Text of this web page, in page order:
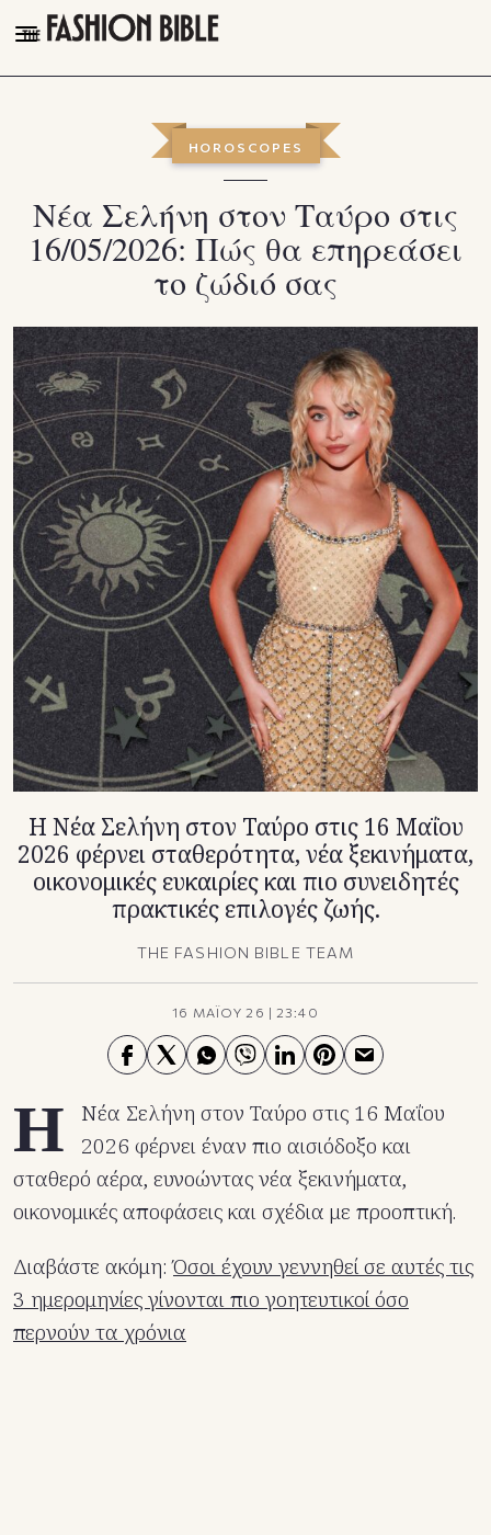
THE FASHION BIBLE
TALK OF THE TOWN
PLEASURES
FOLLOW
Facebook
Instagram
Youtube
TikTok
X(Twitter)
HOROSCOPES
Νέα Σελήνη στον Ταύρο στις
16/05/2026: Πώς θα επηρεάσει
το ζώδιό σας
Η Νέα Σελήνη στον Ταύρο στις 16 Μαΐου
2026 φέρνει σταθερότητα, νέα ξεκινήματα,
οικονομικές ευκαιρίες και πιο συνειδητές
πρακτικές επιλογές ζωής.
THE FASHION BIBLE TEAM
16 ΜΑΪΟΥ 26 | 23:40
Η
Νέα Σελήνη στον Ταύρο στις 16 Μαΐου
2026 φέρνει έναν πιο αισιόδοξο και
σταθερό αέρα, ευνοώντας νέα ξεκινήματα,
οικονομικές αποφάσεις και σχέδια με προοπτική.
Διαβάστε ακόμη:Όσοι έχουν γεννηθεί σε αυτές τις
3 ημερομηνίες γίνονται πιο γοητευτικοί όσο
περνούν τα χρόνια